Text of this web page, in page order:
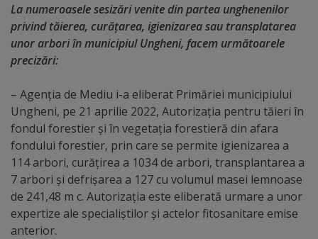
Cetățeni
de
Deținători
ai
titlului
„Merite
pentru
La numeroasele sesizări venite din partea unghenenilor
privind tăierea, curățarea, igienizarea sau transplatarea
unor arbori în municipiul Ungheni, facem următoarele
precizări:
– Agenția de Mediu i-a eliberat Primăriei municipiului
Ungheni, pe 21 aprilie 2022, Autorizația pentru tăieri în
fondul forestier și în vegetația forestieră din afara
fondului forestier, prin care se permite igienizarea a
114 arbori, curățirea a 1034 de arbori, transplantarea a
7 arbori și defrișarea a 127 cu volumul masei lemnoase
de 241,48 m c. Autorizația este eliberată urmare a unor
expertize ale specialiștilor și actelor fitosanitare emise
anterior.